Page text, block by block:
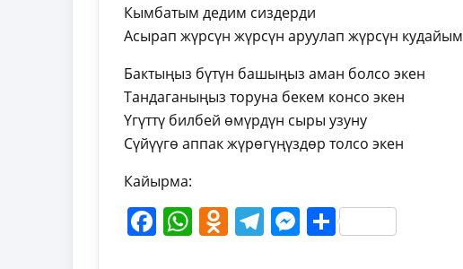
Кымбатым дедим сиздерди
Асырап жүрсүн жүрсүн аруулап жүрсүн кудайым
Бактыңыз бүтүн башыңыз аман болсо экен
Тандаганыңыз торуна бекем консо экен
Үгүттү билбей өмүрдүн сыры узуну
Сүйүүгө аппак жүрөгүңүздөр толсо экен
Кайырма:
Facebook
WhatsApp
Odnoklassniki
Telegram
Messenger
Share